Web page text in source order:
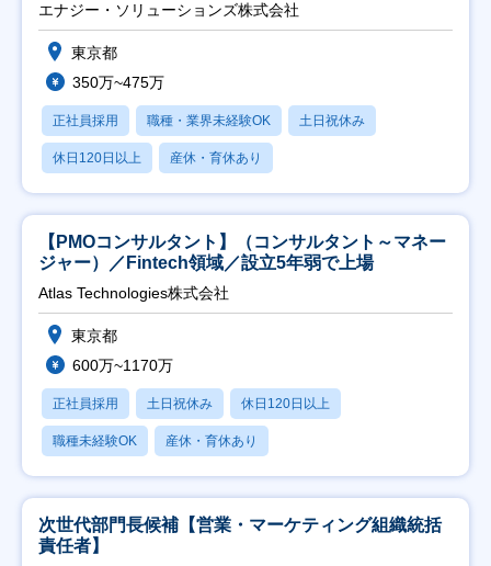
エナジー・ソリューションズ株式会社
東京都
350万~475万
正社員採用 職種・業界未経験OK 土日祝休み
休日120日以上 産休・育休あり
【PMOコンサルタント】（コンサルタント～マネー
ジャー）／Fintech領域／設立5年弱で上場
Atlas Technologies株式会社
東京都
600万~1170万
正社員採用 土日祝休み 休日120日以上
職種未経験OK 産休・育休あり
次世代部門長候補【営業・マーケティング組織統括
責任者】